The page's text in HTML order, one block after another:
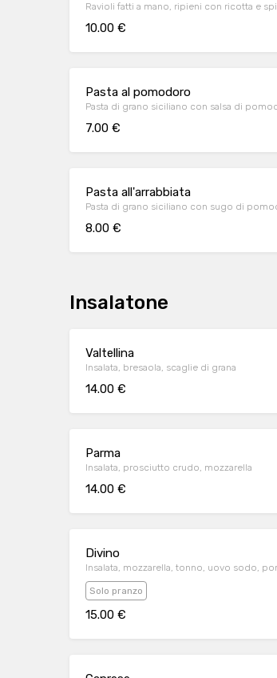
Ravioli fatti a mano, ripieni con ricotta e
10.00 €
Pasta al pomodoro
Pasta di grano siciliano con salsa di
7.00 €
Pasta all'arrabbiata
Pasta di grano siciliano con sugo di
8.00 €
Insalatone
Valtellina
Insalata, bresaola, scaglie di grana
14.00 €
Parma
Insalata, prosciutto crudo, mozzarella
14.00 €
Divino
Insalata, mozzarella, tonno, uovo sodo,
Solo pranzo
15.00 €